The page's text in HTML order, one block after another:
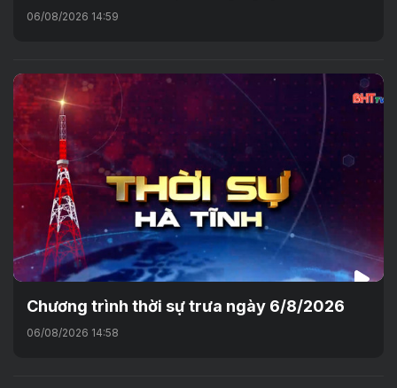
06/08/2026 14:59
Chương trình thời sự trưa ngày 6/8/2026
06/08/2026 14:58